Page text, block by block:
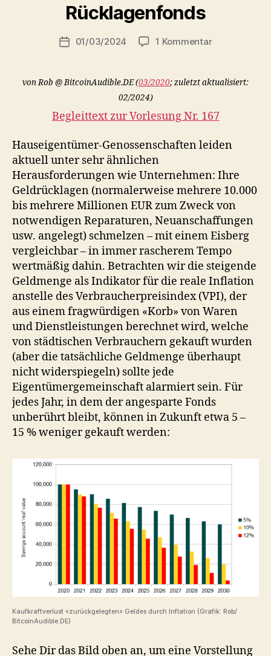
Rücklagenfonds
Beitragsautor
o
r
Beitragsdatum
01/03/2024 1 Kommentarzu
Immobilien-
von Rob @ BitcoinAudible.DE (03/2020; zuletzt aktualisiert:
02/2024)
Begleittext zur Vorlesung Nr. 167
Hauseigentümer-Genossenschaften leiden
aktuell unter sehr ähnlichen
Herausforderungen wie Unternehmen: Ihre
Geldrücklagen (normalerweise mehrere 10.000
bis mehrere Millionen EUR zum Zweck von
notwendigen Reparaturen, Neuanschaffungen
usw. angelegt) schmelzen – mit einem Eisberg
vergleichbar – in immer rascherem Tempo
wertmäßig dahin. Betrachten wir die steigende
Geldmenge als Indikator für die reale Inflation
anstelle des Verbraucherpreisindex (VPI), der
aus einem fragwürdigen «Korb» von Waren
und Dienstleistungen berechnet wird, welche
von städtischen Verbrauchern gekauft wurden
(aber die tatsächliche Geldmenge überhaupt
nicht widerspiegeln) sollte jede
Eigentümergemeinschaft alarmiert sein. Für
jedes Jahr, in dem der angesparte Fonds
unberührt bleibt, können in Zukunft etwa 5 –
15 % weniger gekauft werden:
Kaufkraftverlust «zurückgelegten» Geldes durch Inflation (Grafik: Rob/
BitcoinAudible.DE)
Sehe Dir das Bild oben an, um eine Vorstellung